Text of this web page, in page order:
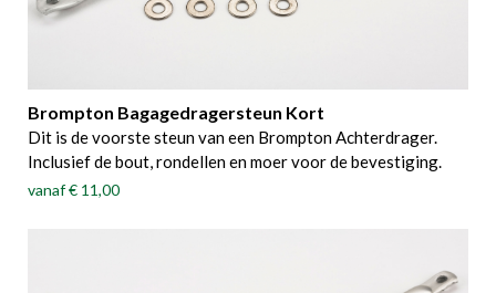
Brompton Bagagedragersteun Kort
Dit is de voorste steun van een Brompton Achterdrager.
Inclusief de bout, rondellen en moer voor de bevestiging.
vanaf€ 11,00